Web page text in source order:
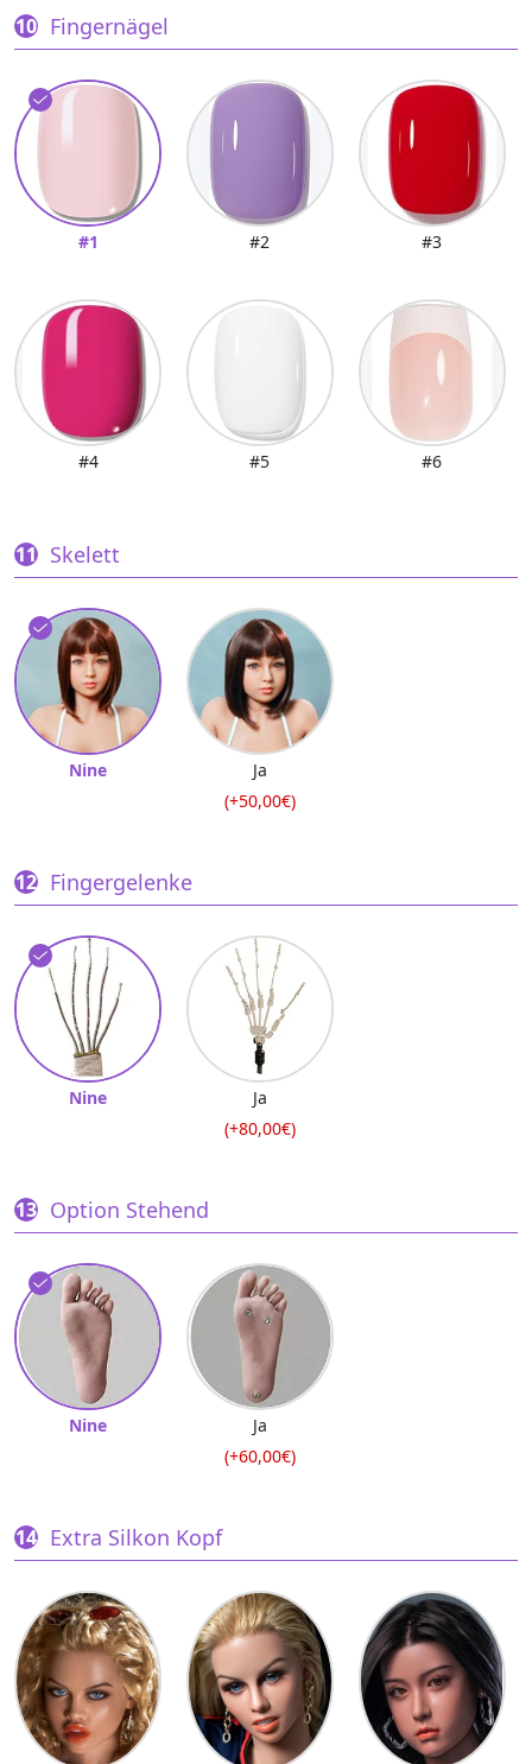
Fingernägel
#1 #2 #3
#4 #5 #6
Skelett
Nine
Ja
(+50,00€)
Fingergelenke
Nine
Ja
(+80,00€)
Option Stehend
Nine
Ja
(+60,00€)
Extra Silkon Kopf